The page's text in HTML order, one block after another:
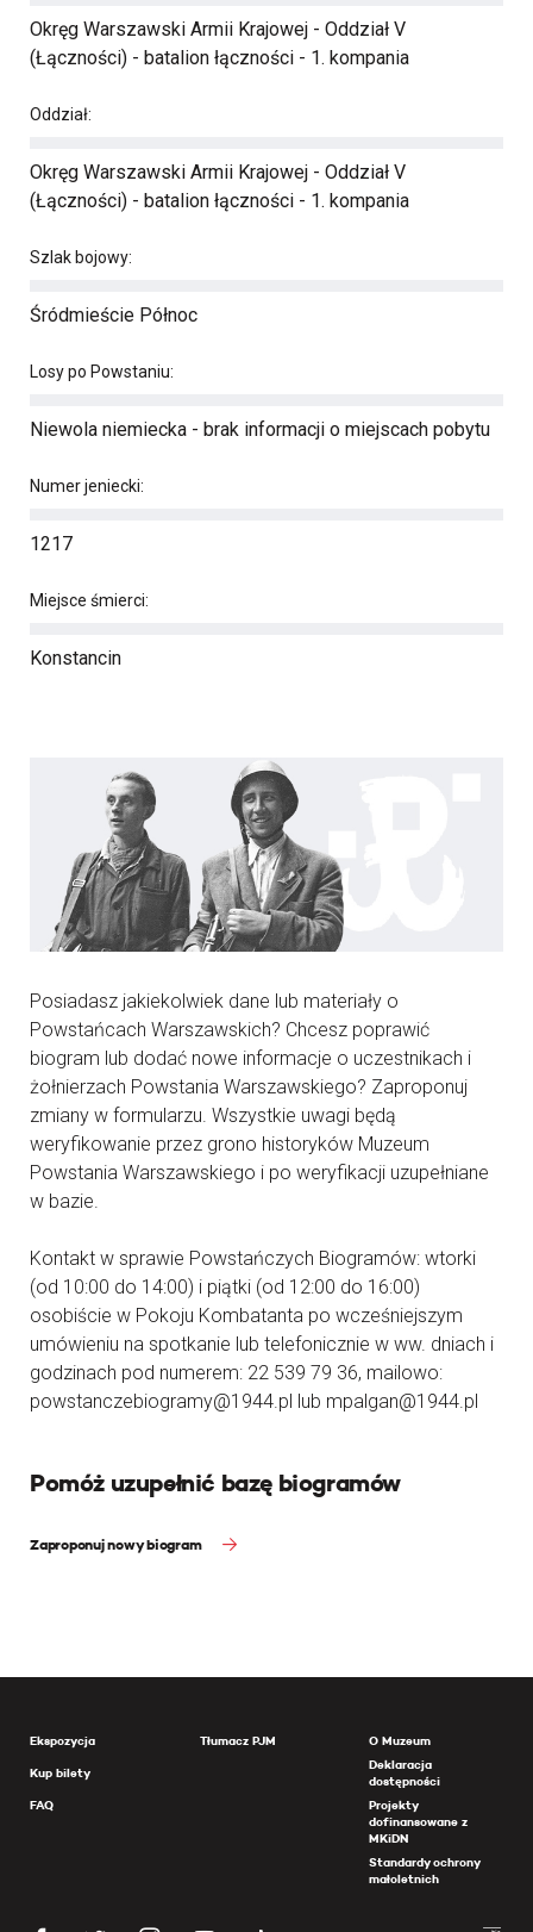
Okręg Warszawski Armii Krajowej - Oddział V
(Łączności) - batalion łączności - 1. kompania
Oddział:
Okręg Warszawski Armii Krajowej - Oddział V
(Łączności) - batalion łączności - 1. kompania
Szlak bojowy:
Śródmieście Północ
Losy po Powstaniu:
Niewola niemiecka - brak informacji o miejscach pobytu
Numer jeniecki:
1217
Miejsce śmierci:
Konstancin
Posiadasz jakiekolwiek dane lub materiały o
Powstańcach Warszawskich? Chcesz poprawić
biogram lub dodać nowe informacje o uczestnikach i
żołnierzach Powstania Warszawskiego? Zaproponuj
zmiany w formularzu. Wszystkie uwagi będą
weryfikowanie przez grono historyków Muzeum
Powstania Warszawskiego i po weryfikacji uzupełniane
w bazie.
Kontakt w sprawie Powstańczych Biogramów: wtorki
(od 10:00 do 14:00) i piątki (od 12:00 do 16:00)
osobiście w Pokoju Kombatanta po wcześniejszym
umówieniu na spotkanie lub telefonicznie w ww. dniach i
godzinach pod numerem: 22 539 79 36, mailowo:
powstanczebiogramy@1944.pl lub mpalgan@1944.pl
Pomóż uzupełnić bazę biogramów
Zaproponuj nowy biogram
Ekspozycja
Kup bilety
FAQ
Tłumacz PJM
O Muzeum
Deklaracja
dostępności
Projekty
dofinansowane z
MKiDN
Standardy ochrony
małoletnich